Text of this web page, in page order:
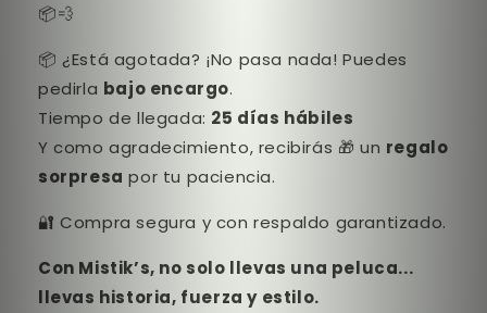
📦💨
📦 ¿Está agotada? ¡No pasa nada! Puedes
pedirla bajo encargo.
Tiempo de llegada: 25 días hábiles
Y como agradecimiento, recibirás 🎁 un regalo
sorpresa por tu paciencia.
🔐 Compra segura y con respaldo garantizado.
Con Mistik’s, no solo llevas una peluca...
llevas historia, fuerza y estilo.